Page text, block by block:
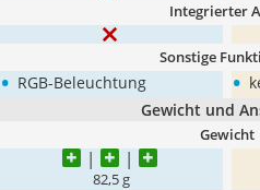
Integrierter
Sonstige
• RGB-Beleuchtung •
Gewicht und
Gewicht
82,5 g